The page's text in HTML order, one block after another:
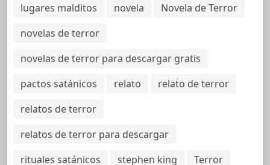
lugares malditos
novela
Novela de Terror
novelas de terror
novelas de terror para descargar gratis
pactos satánicos
relato
relato de terror
relatos de terror
relatos de terror para descargar
rituales satánicos
stephen king Terror